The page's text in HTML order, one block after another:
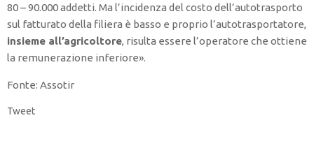
80 – 90.000 addetti. Ma l’incidenza del costo dell’autotrasporto
sul fatturato della filiera è basso e proprio l’autotrasportatore,
insieme all’agricoltore, risulta essere l’operatore che ottiene
la remunerazione inferiore».
Fonte: Assotir
Tweet